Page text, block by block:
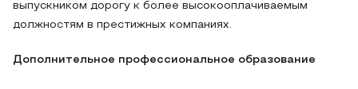
выпускником дорогу к более высокооплачиваемым
должностям в престижных компаниях.
Дополнительное профессиональное образование